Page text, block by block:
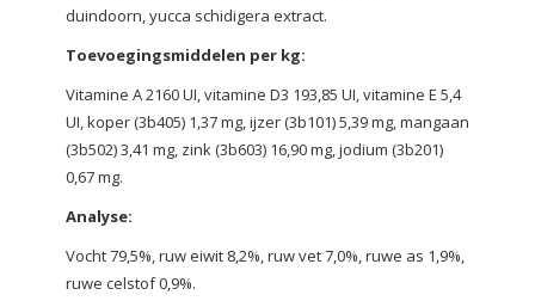
duindoorn, yucca schidigera extract.
Toevoegingsmiddelen per kg:
Vitamine A 2160 UI, vitamine D3 193,85 UI, vitamine E 5,4
UI, koper (3b405) 1,37 mg, ijzer (3b101) 5,39 mg, mangaan
(3b502) 3,41 mg, zink (3b603) 16,90 mg, jodium (3b201)
0,67 mg.
Analyse:
Vocht 79,5%, ruw eiwit 8,2%, ruw vet 7,0%, ruwe as 1,9%,
ruwe celstof 0,9%.